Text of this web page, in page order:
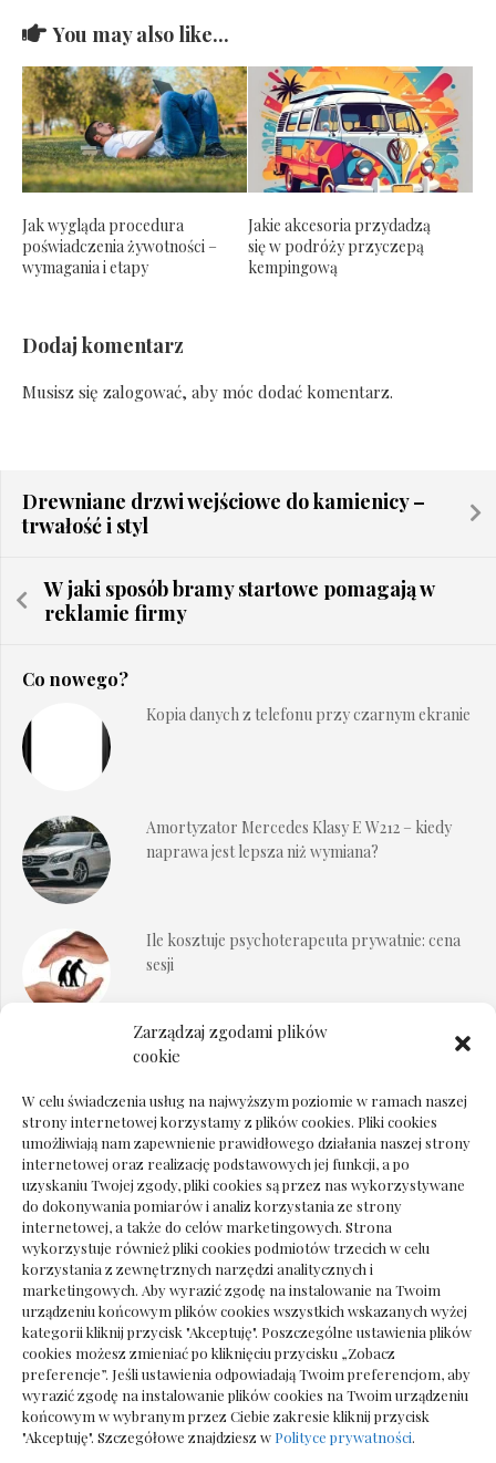
Zarządzaj zgodami plików
cookie
W celu świadczenia usług na najwyższym poziomie w ramach naszej
strony internetowej korzystamy z plików cookies. Pliki cookies
umożliwiają nam zapewnienie prawidłowego działania naszej strony
internetowej oraz realizację podstawowych jej funkcji, a po
uzyskaniu Twojej zgody, pliki cookies są przez nas wykorzystywane
do dokonywania pomiarów i analiz korzystania ze strony
internetowej, a także do celów marketingowych. Strona
wykorzystuje również pliki cookies podmiotów trzecich w celu
korzystania z zewnętrznych narzędzi analitycznych i
marketingowych. Aby wyrazić zgodę na instalowanie na Twoim
urządzeniu końcowym plików cookies wszystkich wskazanych wyżej
kategorii kliknij przycisk "Akceptuję". Poszczególne ustawienia plików
cookies możesz zmieniać po kliknięciu przycisku „Zobacz
preferencje”. Jeśli ustawienia odpowiadają Twoim preferencjom, aby
wyrazić zgodę na instalowanie plików cookies na Twoim urządzeniu
końcowym w wybranym przez Ciebie zakresie kliknij przycisk
"Akceptuję". Szczegółowe znajdziesz w Polityce prywatności.
You may also like...
Jak wygląda procedura
poświadczenia żywotności –
wymagania i etapy
Jakie akcesoria przydadzą
się w podróży przyczepą
kempingową
Dodaj komentarz
Musisz się zalogować, aby móc dodać komentarz.
Drewniane drzwi wejściowe do kamienicy –
trwałość i styl
W jaki sposób bramy startowe pomagają w
reklamie firmy
Co nowego?
Kopia danych z telefonu przy czarnym ekranie
Amortyzator Mercedes Klasy E W212 – kiedy
naprawa jest lepsza niż wymiana?
Ile kosztuje psychoterapeuta prywatnie: cena
sesji
Dokumenty do odbioru przy zmianie biura
Deska podłogowa do salonu: jak wybrać bez
pośpiechu